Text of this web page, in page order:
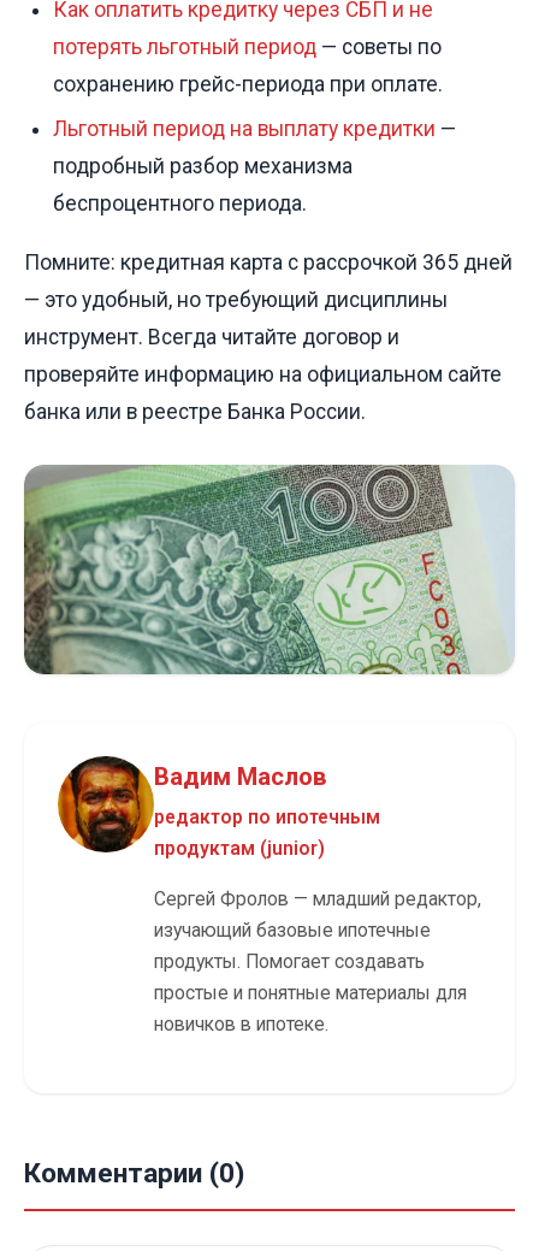
Как оплатить кредитку через СБП и не
потерять льготный период — советы по
сохранению грейс-периода при оплате.
Льготный период на выплату кредитки —
подробный разбор механизма
беспроцентного периода.
Помните: кредитная карта с рассрочкой 365 дней
— это удобный, но требующий дисциплины
инструмент. Всегда читайте договор и
проверяйте информацию на официальном сайте
банка или в реестре Банка России.
Вадим Маслов
редактор по ипотечным
продуктам (junior)
Сергей Фролов — младший редактор,
изучающий базовые ипотечные
продукты. Помогает создавать
простые и понятные материалы для
новичков в ипотеке.
Комментарии (0)